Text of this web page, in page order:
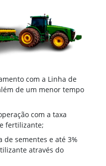
com a Linha de
de um menor tempo
com a taxa
fertilizante;
de sementes e até 3%
através do